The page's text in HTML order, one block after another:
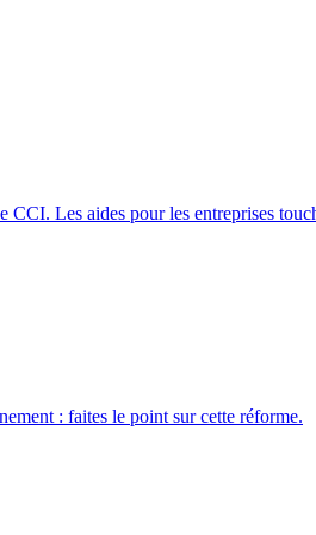
Les aides pour les entreprises
: faites le point sur cette réforme.